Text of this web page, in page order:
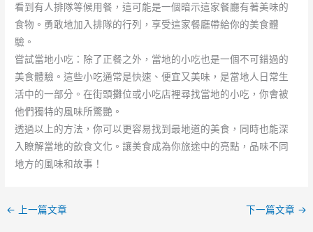
看到有人排隊等候用餐，這可能是一個暗示這家餐廳有著美味的
食物。勇敢地加入排隊的行列，享受這家餐廳帶給你的美食體
驗。
嘗試當地小吃：除了正餐之外，當地的小吃也是一個不可錯過的
美食體驗。這些小吃通常是快速、便宜又美味，是當地人日常生
活中的一部分。在街頭攤位或小吃店裡尋找當地的小吃，你會被
他們獨特的風味所驚艷。
透過以上的方法，你可以更容易找到最地道的美食，同時也能深
入瞭解當地的飲食文化。讓美食成為你旅途中的亮點，品味不同
地方的風味和故事！
← 上一篇文章 下一篇文章 →